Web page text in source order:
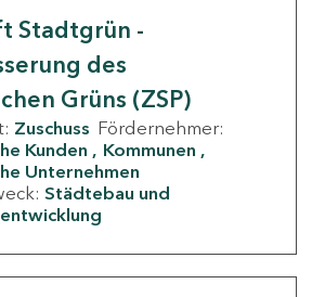
Stadtgrün -
des
Grüns (ZSP)
Zuschuss Fördernehmer:
Kunden
Kommunen
Unternehmen
Städtebau und